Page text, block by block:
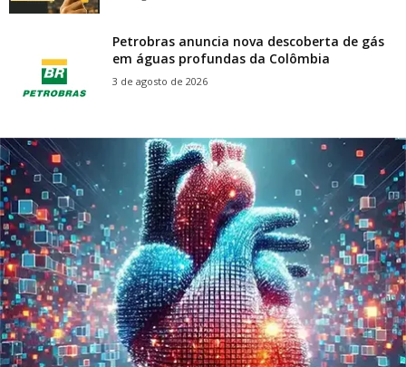
Petrobras anuncia nova descoberta de gás
em águas profundas da Colômbia
3 de agosto de 2026